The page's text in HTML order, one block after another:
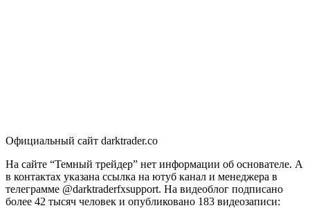
Официальный сайт darktrader.co
На сайте “Темный трейдер” нет информации об основателе. А
в контактах указана ссылка на ютуб канал и менеджера в
телеграмме @darktraderfxsupport. На видеоблог подписано
более 42 тысяч человек и опубликовано 183 видеозаписи: